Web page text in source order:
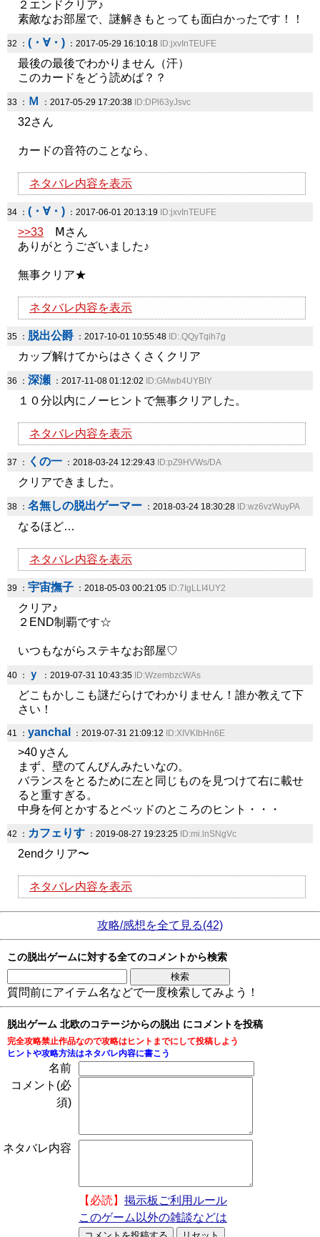
２エンドクリア♪
素敵なお部屋で、謎解きもとっても面白かったです！！
32 ： (・∀・) ：2017-05-29 16:10:18 ID:jxvInTEUFE
最後の最後でわかりません（汗）
このカードをどう読めば？？
33 ： Ｍ ：2017-05-29 17:20:38 ID:DPl63yJsvc
32さん
カードの音符のことなら、
ネタバレ内容を表示
34 ： (・∀・) ：2017-06-01 20:13:19 ID:jxvInTEUFE
>>33 Ⅿさん
ありがとうございました♪
無事クリア★
ネタバレ内容を表示
35 ： 脱出公爵 ：2017-10-01 10:55:48 ID:.QQyTqih7g
カップ解けてからはさくさくクリア
36 ： 深瀬 ：2017-11-08 01:12:02 ID:GMwb4UYBIY
１０分以内にノーヒントで無事クリアした。
ネタバレ内容を表示
37 ： くの一 ：2018-03-24 12:29:43 ID:pZ9HVWs/DA
クリアできました。
38 ： 名無しの脱出ゲーマー ：2018-03-24 18:30:28 ID:wz6vzWuyPA
なるほど…
ネタバレ内容を表示
39 ： 宇宙撫子 ：2018-05-03 00:21:05 ID:7IgLLI4UY2
クリア♪
２END制覇です☆
いつもながらステキなお部屋♡
40 ： ｙ ：2019-07-31 10:43:35 ID:WzembzcWAs
どこもかしこも謎だらけでわかりません！誰か教えて下
さい！
41 ： yanchal ：2019-07-31 21:09:12 ID:XIVKIbHn6E
>40 yさん
まず、壁のてんびんみたいなの。
バランスをとるために左と同じものを見つけて右に載せ
ると重すぎる。
中身を何とかするとベッドのところのヒント・・・
42 ： カフェりす ：2019-08-27 19:23:25 ID:mi.lnSNgVc
2endクリア〜
ネタバレ内容を表示
攻略/感想を全て見る(42)
この脱出ゲームに対する全てのコメントから検索
質問前にアイテム名などで一度検索してみよう！
脱出ゲーム 北欧のコテージからの脱出 にコメントを投稿
完全攻略禁止作品なので攻略はヒントまでにして投稿しよう
ヒントや攻略方法はネタバレ内容に書こう
名前
コメント(必
須)
ネタバレ内容
【必読】 掲示板ご利用ルール
このゲーム以外の雑談などは